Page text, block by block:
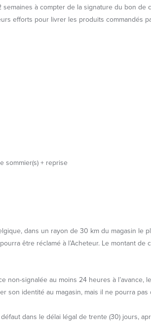
à compter de la signature du bon
efforts pour livrer les produits commandés
sommier(s) + reprise
dans un rayon de 30 km du magasin le
être réclamé à l’Acheteur. Le montant
non-signalée au moins 24 heures à
son identité au magasin, mais il ne pourra
dans le délai légal de trente (30) jours,